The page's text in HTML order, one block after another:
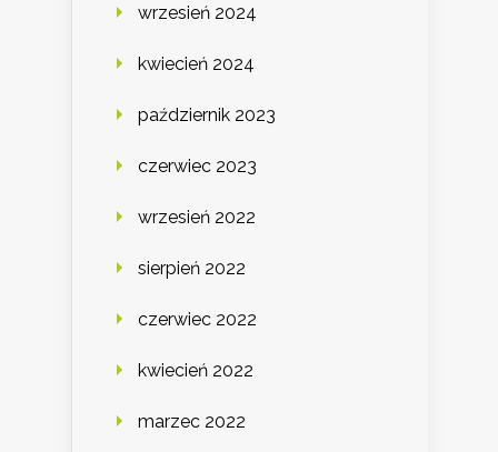
wrzesień 2024
kwiecień 2024
październik 2023
czerwiec 2023
wrzesień 2022
sierpień 2022
czerwiec 2022
kwiecień 2022
marzec 2022